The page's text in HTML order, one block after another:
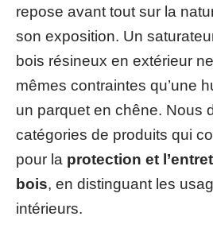
repose avant tout sur la
son exposition. Un
bois résineux en extérieur
mêmes contraintes qu’une
un parquet en chêne. Nous
catégories de produits qui
pour la protection et
bois, en distinguant les
intérieurs.